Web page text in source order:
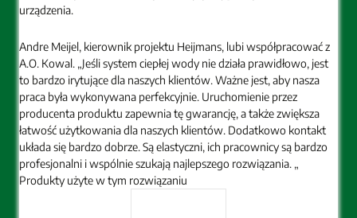
urządzenia.
Andre Meijel, kierownik projektu Heijmans, lubi współpracować z
A.O. Kowal. „Jeśli system ciepłej wody nie działa prawidłowo, jest
to bardzo irytujące dla naszych klientów. Ważne jest, aby nasza
praca była wykonywana perfekcyjnie. Uruchomienie przez
producenta produktu zapewnia tę gwarancję, a także zwiększa
łatwość użytkowania dla naszych klientów. Dodatkowo kontakt
układa się bardzo dobrze. Są elastyczni, ich pracownicy są bardzo
profesjonalni i wspólnie szukają najlepszego rozwiązania. „
Produkty użyte w tym rozwiązaniu